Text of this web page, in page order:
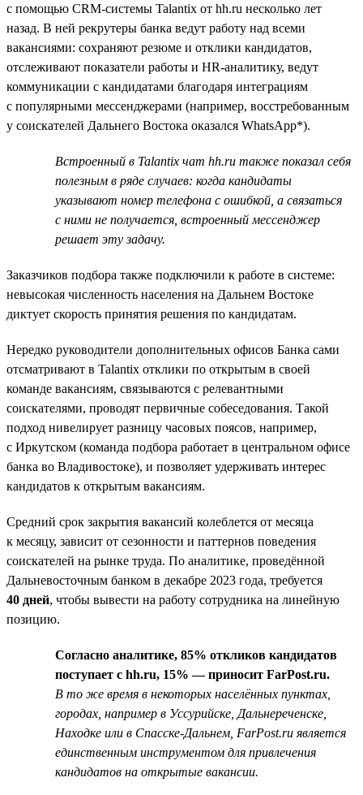
с помощью CRM-системы Talantix от hh.ru несколько лет
назад. В ней рекрутеры банка ведут работу над всеми
вакансиями: сохраняют резюме и отклики кандидатов,
отслеживают показатели работы и HR-аналитику, ведут
коммуникации с кандидатами благодаря интеграциям
с популярными мессенджерами (например, восстребованным
у соискателей Дальнего Востока оказался WhatsApp*).
Встроенный в Talantix чат hh.ru также показал себя
полезным в ряде случаев: когда кандидаты
указывают номер телефона с ошибкой, а связаться
с ними не получается, встроенный мессенджер
решает эту задачу.
Заказчиков подбора также подключили к работе в системе:
невысокая численность населения на Дальнем Востоке
диктует скорость принятия решения по кандидатам.
Нередко руководители дополнительных офисов Банка сами
отсматривают в Talantix отклики по открытым в своей
команде вакансиям, связываются с релевантными
соискателями, проводят первичные собеседования. Такой
подход нивелирует разницу часовых поясов, например,
с Иркутском (команда подбора работает в центральном офисе
банка во Владивостоке), и позволяет удерживать интерес
кандидатов к открытым вакансиям.
Средний срок закрытия вакансий колеблется от месяца
к месяцу, зависит от сезонности и паттернов поведения
соискателей на рынке труда. По аналитике, проведённой
Дальневосточным банком в декабре 2023 года, требуется
40 дней, чтобы вывести на работу сотрудника на линейную
позицию.
Согласно аналитике, 85% откликов кандидатов
поступает с hh.ru, 15% — приносит FarPost.ru.
В то же время в некоторых населённых пунктах,
городах, например в Уссурийске, Дальнереченске,
Находке или в Спасске-Дальнем, FarPost.ru является
единственным инструментом для привлечения
кандидатов на открытые вакансии.